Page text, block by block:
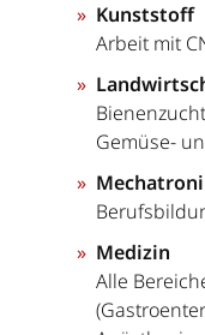
Kunststoff
Arbeit mit
Gemüse-
Medizin
Alle